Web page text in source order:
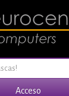
Acceso